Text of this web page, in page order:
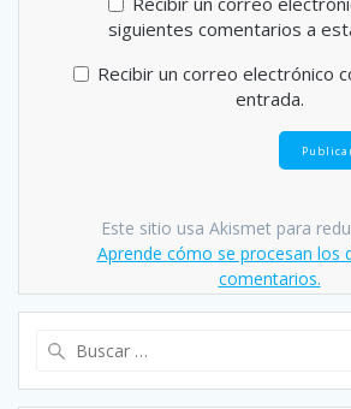
siguientes comentarios a
Recibir un correo electrónico
entrada.
Este sitio usa Akismet para
Aprende cómo se procesan los
comentarios.